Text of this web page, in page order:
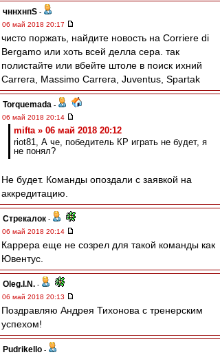
чннхнпS -
06 май 2018 20:17
чисто поржать, найдите новость на Corriere di
Bergamo или хоть всей делла сера. так
полистайте или вбейте штоле в поиск ихний
Carrera, Massimo Carrera, Juventus, Spartak
Torquemada -
06 май 2018 20:14
mifta » 06 май 2018 20:12
riot81, А че, победитель КР играть не будет, я
не понял?
Не будет. Команды опоздали с заявкой на
аккредитацию.
Стрекалок -
06 май 2018 20:14
Каррера еще не созрел для такой команды как
Ювентус.
Oleg.I.N. -
06 май 2018 20:13
Поздравляю Андрея Тихонова с тренерским
успехом!
Pudrikello -